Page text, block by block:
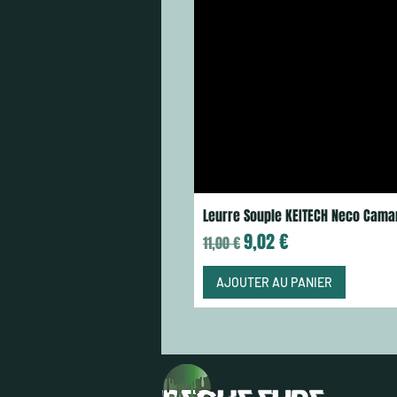
Leurre Souple KEITECH Neco
Prix original
11,00 €Prix promotionnel
9,02 €
AJOUTER AU PANIER